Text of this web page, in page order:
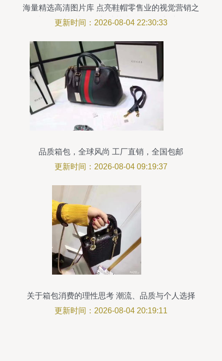
海量精选高清图片库 点亮鞋帽零售业的视觉营销之
光——以保定白沟新城花岸箱包销售部为例
更新时间：2026-08-04 22:30:33
品质箱包，全球风尚 工厂直销，全国包邮
更新时间：2026-08-04 09:19:37
关于箱包消费的理性思考 潮流、品质与个人选择
更新时间：2026-08-04 20:19:11